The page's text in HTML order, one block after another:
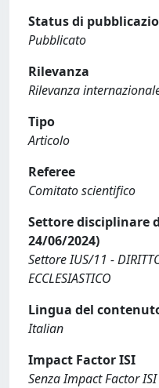
Status di
Pubblicato
Rilevanza
Rilevanza
Tipo
Articolo
Referee
Comitato scientifico
Settore disciplinare
24/06/2024)
Settore IUS/11 -
ECCLESIASTICO
Lingua del
Italian
Impact Factor ISI
Senza Impact Factor ISI